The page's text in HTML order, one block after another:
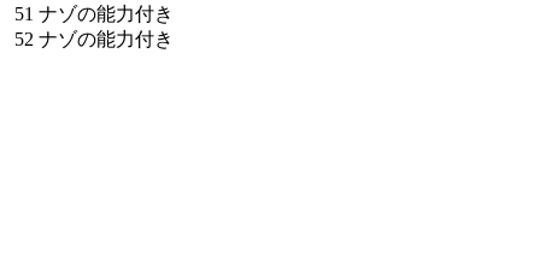
51 ナゾの能力付き
52 ナゾの能力付き